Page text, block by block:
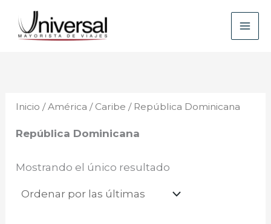
contenido
Inicio /América / Caribe / República Dominicana
República Dominicana
Mostrando el único resultado
u
r